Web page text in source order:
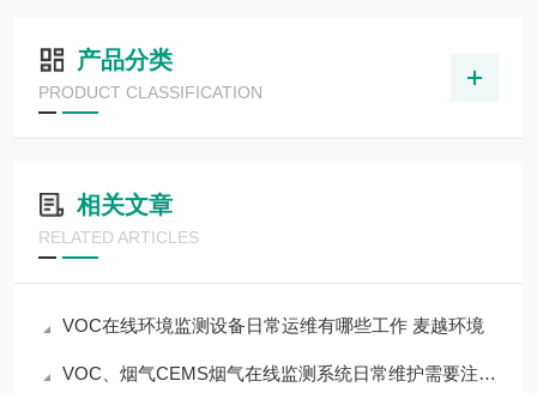
产品分类
PRODUCT CLASSIFICATION
相关文章
RELATED ARTICLES
VOC在线环境监测设备日常运维有哪些工作 麦越环境
VOC、烟气CEMS烟气在线监测系统日常维护需要注意的事项 麦越环境